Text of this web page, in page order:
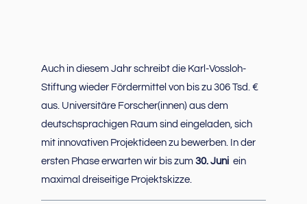
Auch in diesem Jahr schreibt die Karl-Vossloh-
Stiftung wieder Fördermittel von bis zu 306 Tsd. €
aus. Universitäre Forscher(innen) aus dem
deutschsprachigen Raum sind eingeladen, sich
mit innovativen Projektideen zu bewerben. In der
ersten Phase erwarten wir bis zum 30. Juni ein
maximal dreiseitige Projektskizze.